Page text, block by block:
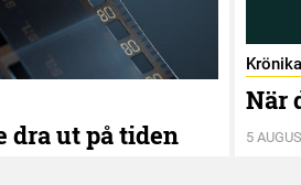
dra ut på tiden
Krönika
När
5